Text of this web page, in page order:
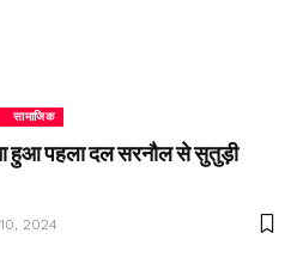
सामाजिक
हुआ पहला दल सरनौल से सुतुड़ी
2024